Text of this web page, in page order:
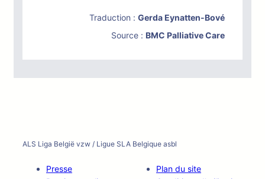
Traduction : Gerda Eynatten-Bové
Source : BMC Palliative Care
ALS Liga België vzw / Ligue SLA Belgique asbl
Presse
Plan du site